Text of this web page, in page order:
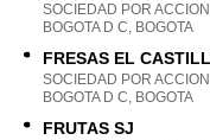
SOCIEDAD POR
BOGOTA D C, BOGOTA
FRESAS EL
SOCIEDAD POR
BOGOTA D C, BOGOTA
FRUTAS SJ